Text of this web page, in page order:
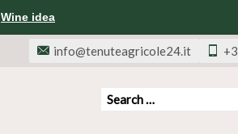
Wine idea
info@tenuteagricole24.it